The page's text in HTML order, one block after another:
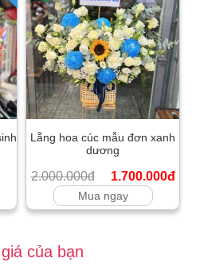
Lẵng hoa cúc mẫu đơn xanh
dương
2.000.000đ 1.700.000đ
Mua ngay
của bạn